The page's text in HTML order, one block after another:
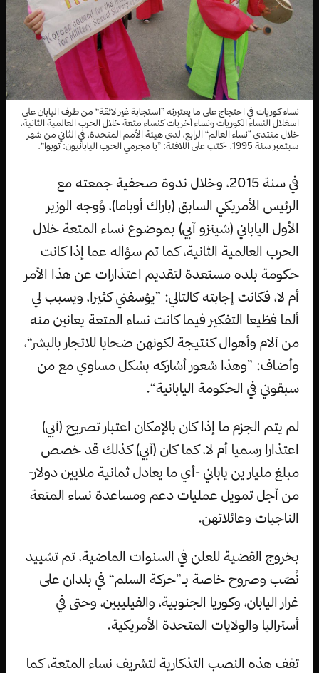
نساء كوريات في احتجاج على ما يعتبرنه ”استجابة غير لائقة“ من طرف اليابان على
اسغلال النساء الكوريات ونساء أخريات كنساء متعة خلال الحرب العالمية الثانية،
خلال منتدى ”نساء العالم“ الرابع، لدى هيئة الأمم المتحدة، في الثاني من شهر
سبتمبر سنة 1995. -كتب على اللافتة: ”يا مجرمي الحرب اليابانيون: توبوا“.
في سنة 2015، وخلال ندوة صحفية جمعته مع
الرئيس الأمريكي السابق (باراك أوباما)، وُوجه الوزير
الأول الياباني (شينزو آبي) بموضوع نساء المتعة خلال
الحرب العالمية الثانية، كما تم سؤاله عما إذا كانت
حكومة بلده مستعدة لتقديم اعتذارات عن هذا الأمر
أم لا، فكانت إجابته كالتالي: ”يؤسفني كثيرا، ويسبب لي
ألما فظيعا التفكير فيما كانت نساء المتعة يعانين منه
من آلام وأهوال كنتيجة لكونهن ضحايا للاتجار بالبشر“،
وأضاف: ”وهذا شعور أشاركه بشكل مساوي مع من
سبقوني في الحكومة اليابانية“.
لم يتم الجزم ما إذا كان بالإمكان اعتبار تصريح (آبي)
اعتذارا رسميا أم لا، كما كان (آبي) كذلك قد خصص
مبلغ مليار ين ياباني -أي ما يعادل ثمانية ملايين دولار-
من أجل تمويل عمليات دعم ومساعدة نساء المتعة
الناجيات وعائلاتهن.
بخروج القضية للعلن في السنوات الماضية، تم تشييد
نُصَب وصروح خاصة بـ”حركة السلم“ في بلدان على
غرار اليابان، وكوريا الجنوبية، والفيليبين، وحتى في
أستراليا والولايات المتحدة الأمريكية.
تقف هذه النصب التذكارية لتشريف نساء المتعة، كما